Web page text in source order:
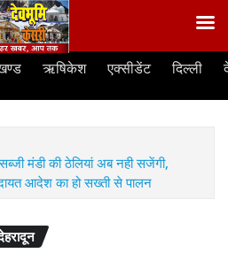
ऋषिकेश एक्सीडेंट दिल्ली
मंडी की ठेलियां अब नही सजेंगी,
आदेश का हो सख्ती से पालन